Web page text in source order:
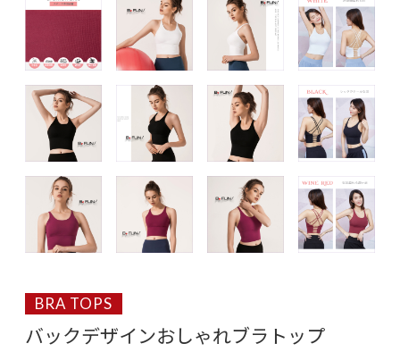
BRA TOPS
バックデザインおしゃれブラトップ